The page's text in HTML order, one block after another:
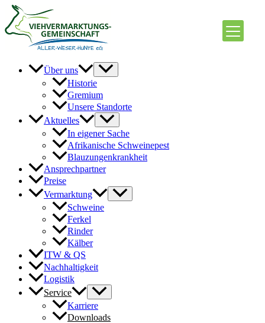
Zum
Inhalt
springen
Über uns
Historie
Gremium
Unsere Standorte
Aktuelles
In eigener Sache
Afrikanische Schweinepest
Blauzungenkrankheit
Ansprechpartner
Preise
Vermarktung
Schweine
Ferkel
Rinder
Kälber
ITW & QS
Nachhaltigkeit
Logistik
Service
Karriere
Downloads